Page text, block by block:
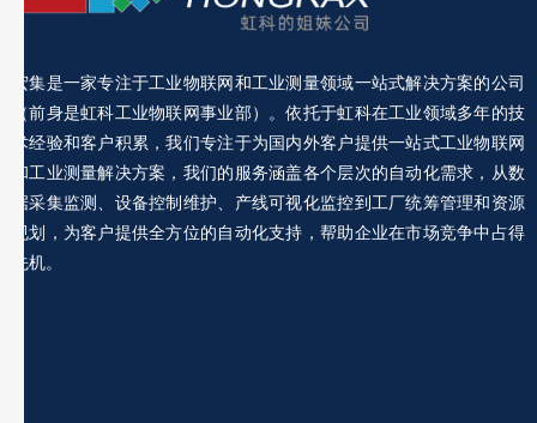
宏集是一家专注于工业物联网和工业测量领域一站式解决方案的公司
（前身是虹科工业物联网事业部）。依托于虹科在工业领域多年的技
术经验和客户积累，我们专注于为国内外客户提供一站式工业物联网
和工业测量解决方案，我们的服务涵盖各个层次的自动化需求，从数
据采集监测、设备控制维护、产线可视化监控到工厂统筹管理和资源
规划，为客户提供全方位的自动化支持，帮助企业在市场竞争中占得
先机。